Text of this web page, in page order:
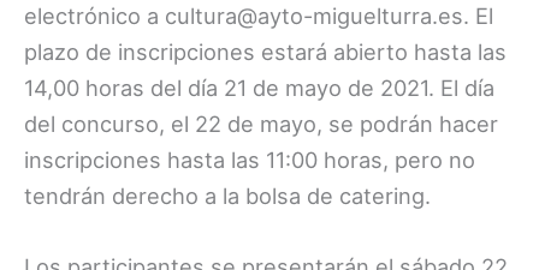
electrónico a cultura@ayto-miguelturra.es. El
plazo de inscripciones estará abierto hasta las
14,00 horas del día 21 de mayo de 2021. El día
del concurso, el 22 de mayo, se podrán hacer
inscripciones hasta las 11:00 horas, pero no
tendrán derecho a la bolsa de catering.